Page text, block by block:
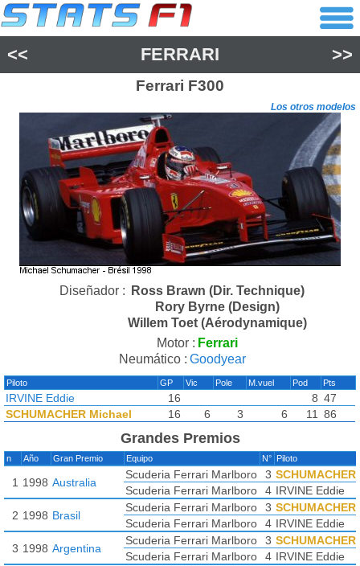
<< FERRARI >>
Ferrari F300
Los otros modelos
Diseñador :
Ross Brawn (Dir. Technique)
Rory Byrne (Design)
Willem Toet (Aérodynamique)
Motor : Ferrari
Neumático : Goodyear
Piloto GP Vic Pole M.vuel Pod Pts
IRVINE Eddie 16 8 47
SCHUMACHER Michael
16 6 3 6 11 86
Grandes Premios
n Año Gran Premio Equipo N° Piloto
1 1998 Australia
Scuderia Ferrari Marlboro 3
Scuderia Ferrari Marlboro
4 IRVINE Eddie
2 1998 Brasil
Scuderia Ferrari Marlboro 3
Scuderia Ferrari Marlboro
4 IRVINE Eddie
3 1998 Argentina
Scuderia Ferrari Marlboro 3
Scuderia Ferrari Marlboro
4 IRVINE Eddie